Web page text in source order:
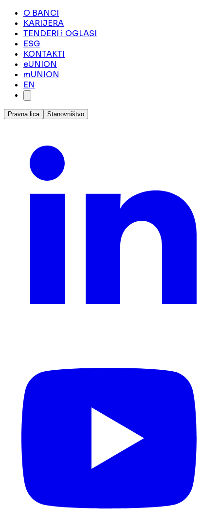
O BANCI
KARIJERA
TENDERI i OGLASI
ESG
KONTAKTI
eUNION
mUNION
EN
Pravna lica Stanovništvo